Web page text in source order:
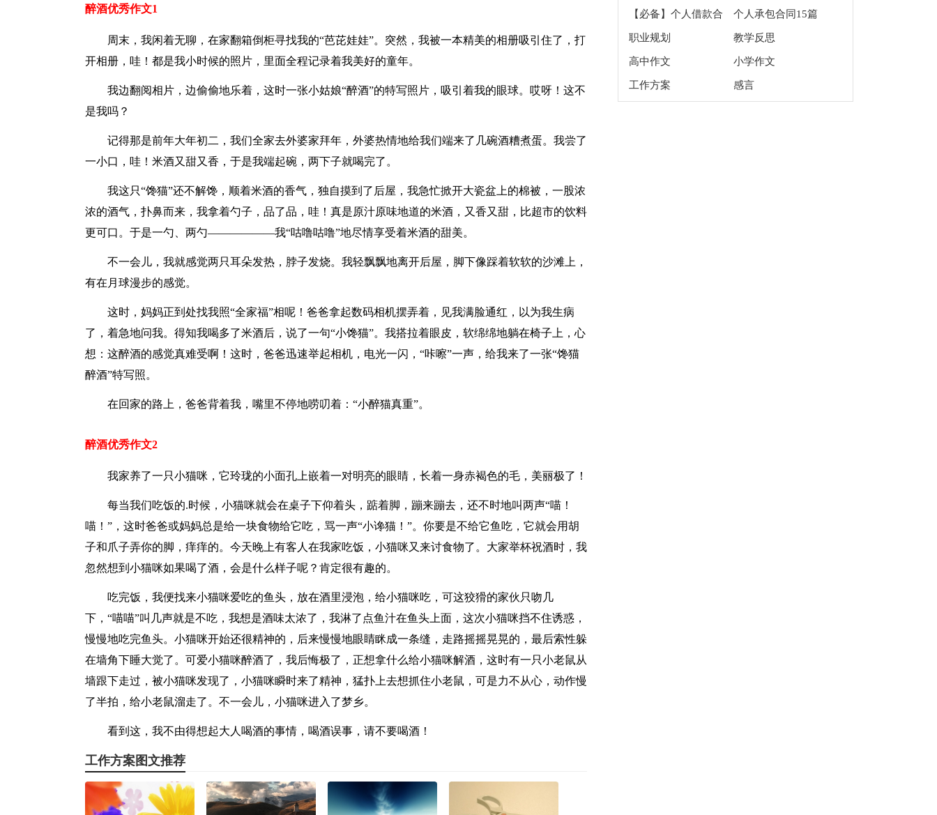
醉酒优秀作文1
周末，我闲着无聊，在家翻箱倒柜寻找我的“芭芘娃娃”。突然，我被一本精美的相册吸引住了，打
开相册，哇！都是我小时候的照片，里面全程记录着我美好的童年。
我边翻阅相片，边偷偷地乐着，这时一张小姑娘“醉酒”的特写照片，吸引着我的眼球。哎呀！这不
是我吗？
记得那是前年大年初二，我们全家去外婆家拜年，外婆热情地给我们端来了几碗酒糟煮蛋。我尝了
一小口，哇！米酒又甜又香，于是我端起碗，两下子就喝完了。
我这只“馋猫”还不解馋，顺着米酒的香气，独自摸到了后屋，我急忙掀开大瓷盆上的棉被，一股浓
浓的酒气，扑鼻而来，我拿着勺子，品了品，哇！真是原汁原味地道的米酒，又香又甜，比超市的饮料
更可口。于是一勺、两勺——————我“咕噜咕噜”地尽情享受着米酒的甜美。
不一会儿，我就感觉两只耳朵发热，脖子发烧。我轻飘飘地离开后屋，脚下像踩着软软的沙滩上，
有在月球漫步的感觉。
这时，妈妈正到处找我照“全家福”相呢！爸爸拿起数码相机摆弄着，见我满脸通红，以为我生病
了，着急地问我。得知我喝多了米酒后，说了一句“小馋猫”。我搭拉着眼皮，软绵绵地躺在椅子上，心
想：这醉酒的感觉真难受啊！这时，爸爸迅速举起相机，电光一闪，“咔嚓”一声，给我来了一张“馋猫
醉酒”特写照。
在回家的路上，爸爸背着我，嘴里不停地唠叨着：“小醉猫真重”。
醉酒优秀作文2
我家养了一只小猫咪，它玲珑的小面孔上嵌着一对明亮的眼睛，长着一身赤褐色的毛，美丽极了！
每当我们吃饭的.时候，小猫咪就会在桌子下仰着头，踮着脚，蹦来蹦去，还不时地叫两声“喵！
喵！”，这时爸爸或妈妈总是给一块食物给它吃，骂一声“小谗猫！”。你要是不给它鱼吃，它就会用胡
子和爪子弄你的脚，痒痒的。今天晚上有客人在我家吃饭，小猫咪又来讨食物了。大家举杯祝酒时，我
忽然想到小猫咪如果喝了酒，会是什么样子呢？肯定很有趣的。
吃完饭，我便找来小猫咪爱吃的鱼头，放在酒里浸泡，给小猫咪吃，可这狡猾的家伙只吻几
下，“喵喵”叫几声就是不吃，我想是酒味太浓了，我淋了点鱼汁在鱼头上面，这次小猫咪挡不住诱惑，
慢慢地吃完鱼头。小猫咪开始还很精神的，后来慢慢地眼睛眯成一条缝，走路摇摇晃晃的，最后索性躲
在墙角下睡大觉了。可爱小猫咪醉酒了，我后悔极了，正想拿什么给小猫咪解酒，这时有一只小老鼠从
墙跟下走过，被小猫咪发现了，小猫咪瞬时来了精神，猛扑上去想抓住小老鼠，可是力不从心，动作慢
了半拍，给小老鼠溜走了。不一会儿，小猫咪进入了梦乡。
看到这，我不由得想起大人喝酒的事情，喝酒误事，请不要喝酒！
工作方案图文推荐
同范本
集锦6篇
【必备】个人借款合
同集合5篇
个人承包合同15篇
职业规划 教学反思
高中作文 小学作文
工作方案 感言